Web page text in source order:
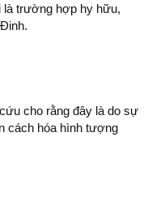
là trường hợp hy hữu,
cho rằng đây là do sự
cách hóa hình tượng